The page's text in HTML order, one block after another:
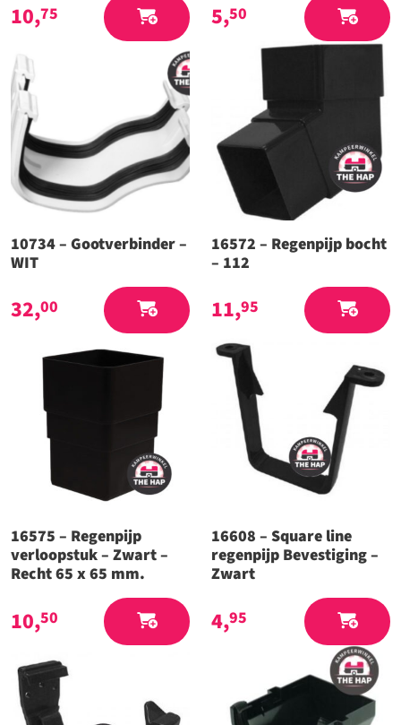
10,75 5,50
10734 – Gootverbinder –
WIT
32,00
16572 – Regenpijp bocht
– 112
11,95
16575 – Regenpijp
verloopstuk – Zwart –
Recht 65 x 65 mm.
10,50
16608 – Square line
regenpijp Bevestiging –
Zwart
4,95